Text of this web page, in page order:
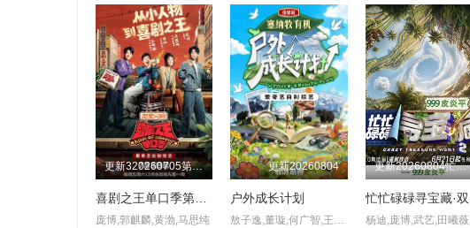
更新320260705第1期加更
喜剧之王单口季第三季
庞博,郭麒麟,黄渤,马思纯
更新20260804
户外成长计划
敖子逸,董璇,何广智,王智,徐志胜,尹正
更新20260804忙里偷闲录第7期：王安宇